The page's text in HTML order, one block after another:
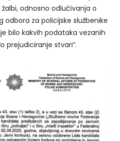
odnosno odlučivanja o
odbora za policijske službenike
bilo kakvih podataka vezanih
prejudiciranje stvari“.